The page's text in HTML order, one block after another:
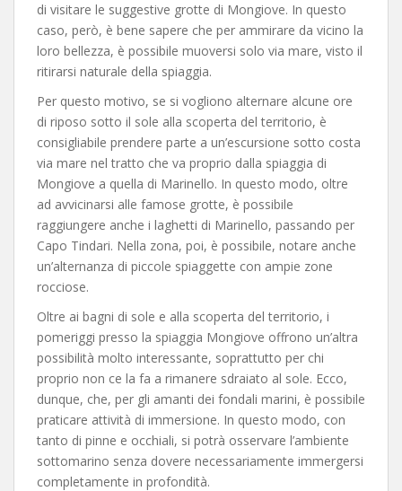
di visitare le suggestive grotte di Mongiove. In questo
caso, però, è bene sapere che per ammirare da vicino la
loro bellezza, è possibile muoversi solo via mare, visto il
ritirarsi naturale della spiaggia.
Per questo motivo, se si vogliono alternare alcune ore
di riposo sotto il sole alla scoperta del territorio, è
consigliabile prendere parte a un’escursione sotto costa
via mare nel tratto che va proprio dalla spiaggia di
Mongiove a quella di Marinello. In questo modo, oltre
ad avvicinarsi alle famose grotte, è possibile
raggiungere anche i laghetti di Marinello, passando per
Capo Tindari. Nella zona, poi, è possibile, notare anche
un’alternanza di piccole spiaggette con ampie zone
rocciose.
Oltre ai bagni di sole e alla scoperta del territorio, i
pomeriggi presso la spiaggia Mongiove offrono un’altra
possibilità molto interessante, soprattutto per chi
proprio non ce la fa a rimanere sdraiato al sole. Ecco,
dunque, che, per gli amanti dei fondali marini, è possibile
praticare attività di immersione. In questo modo, con
tanto di pinne e occhiali, si potrà osservare l’ambiente
sottomarino senza dovere necessariamente immergersi
completamente in profondità.